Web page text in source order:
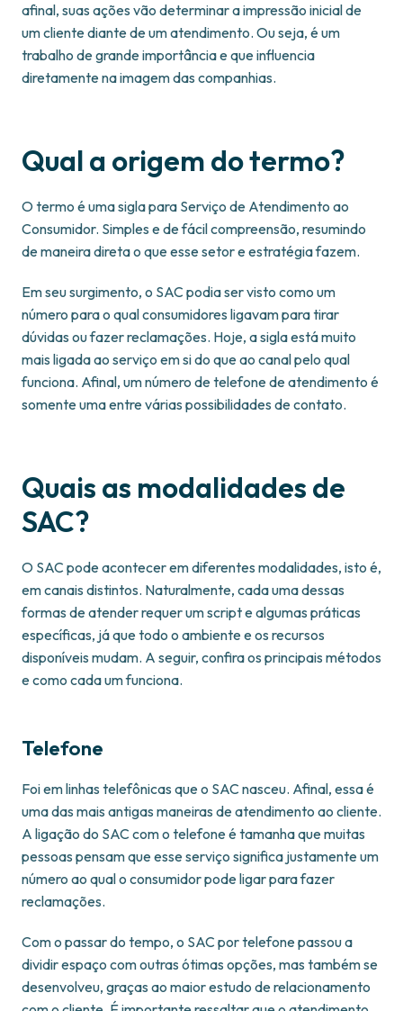
afinal, suas ações vão determinar a impressão inicial de
um cliente diante de um atendimento. Ou seja, é um
trabalho de grande importância e que influencia
diretamente na imagem das companhias.
Qual a origem do termo?
O termo é uma sigla para Serviço de Atendimento ao
Consumidor. Simples e de fácil compreensão, resumindo
de maneira direta o que esse setor e estratégia fazem.
Em seu surgimento, o SAC podia ser visto como um
número para o qual consumidores ligavam para tirar
dúvidas ou fazer reclamações. Hoje, a sigla está muito
mais ligada ao serviço em si do que ao canal pelo qual
funciona. Afinal, um número de telefone de atendimento é
somente uma entre várias possibilidades de contato.
Quais as modalidades de
SAC?
O SAC pode acontecer em diferentes modalidades, isto é,
em canais distintos. Naturalmente, cada uma dessas
formas de atender requer um script e algumas práticas
específicas, já que todo o ambiente e os recursos
disponíveis mudam. A seguir, confira os principais métodos
e como cada um funciona.
Telefone
Foi em linhas telefônicas que o SAC nasceu. Afinal, essa é
uma das mais antigas maneiras de atendimento ao cliente.
A ligação do SAC com o telefone é tamanha que muitas
pessoas pensam que esse serviço significa justamente um
número ao qual o consumidor pode ligar para fazer
reclamações.
Com o passar do tempo, o SAC por telefone passou a
dividir espaço com outras ótimas opções, mas também se
desenvolveu, graças ao maior estudo de relacionamento